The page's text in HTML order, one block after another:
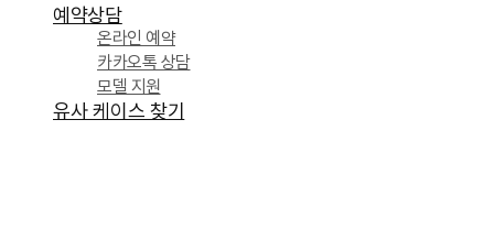
예약상담
온라인 예약
카카오톡 상담
모델 지원
유사 케이스 찾기